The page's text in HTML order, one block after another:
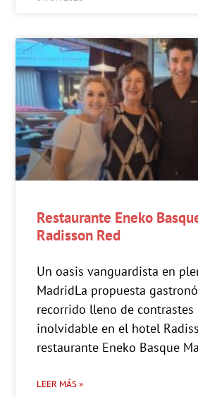
Restaurante Eneko
Radisson Red
Un oasis vanguardista en
MadridLa propuesta
recorrido lleno de contrastes
inolvidable en el hotel
restaurante Eneko Basque
LEER MÁS »